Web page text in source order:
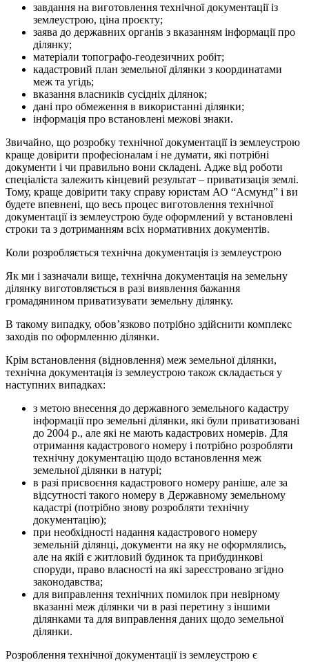
завдання на виготовлення технічної документації із
землеустрою, ціна проєкту;
заява до державних органів з вказанням інформації про
ділянку;
матеріали топографо-геодезичних робіт;
кадастровий план земельної ділянки з координатами
меж та угідь;
вказання власників сусідніх ділянок;
дані про обмеження в використанні ділянки;
інформація про встановлені межові знаки.
Звичайно, що розробку технічної документації із землеустрою
краще довірити професіоналам і не думати, які потрібні
документи і чи правильно вони складені. Адже від роботи
спеціаліста залежить кінцевий результат – приватизація землі.
Тому, краще довірити таку справу юристам АО “Асмунд” і ви
будете впевнені, що весь процес виготовлення технічної
документації із землеустрою буде оформлений у встановлені
строки та з дотриманням всіх нормативних документів.
Коли розробляється технічна документація із землеустрою
Як ми і зазначали вище, технічна документація на земельну
ділянку виготовляється в разі виявлення бажання
громадянином приватизувати земельну ділянку.
В такому випадку, обов’язково потрібно здійснити комплекс
заходів по оформленню ділянки.
Крім встановлення (відновлення) меж земельної ділянки,
технічна документація із землеустрою також складається у
наступних випадках:
з метою внесення до державного земельного кадастру
інформації про земельні ділянки, які були приватизовані
до 2004 р., але які не мають кадастрових номерів. Для
отримання кадастрового номеру і потрібно розробляти
технічну документацію щодо встановлення меж
земельної ділянки в натурі;
в разі присвоєння кадастрового номеру раніше, але за
відсутності такого номеру в Державному земельному
кадастрі (потрібно знову розробляти технічну
документацію);
при необхідності надання кадастрового номеру
земельній ділянці, документи на яку не оформлялись,
але на якій є житловий будинок та прибудинкові
споруди, право власності на які зареєстровано згідно
законодавства;
для виправлення технічних помилок при невірному
вказанні меж ділянки чи в разі перетину з іншими
ділянками та для виправлення даних щодо земельної
ділянки.
Розроблення технічної документації із землеустрою є